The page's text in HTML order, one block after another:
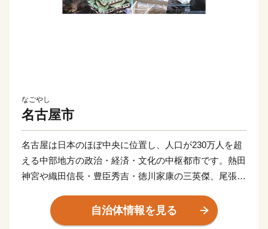
なごやし
名古屋市
名古屋は日本のほぼ中央に位置し、人口が230万人を超
える中部地方の政治・経済・文化の中枢都市です。熱田
神宮や織田信長・豊臣秀吉・徳川家康の三英傑、尾張徳
礎となっています。現在は、武将ゆかりの歴史・文化や
なごやめしを目的に多くの方が名古屋を訪れるなど、名
自治体情報を見る